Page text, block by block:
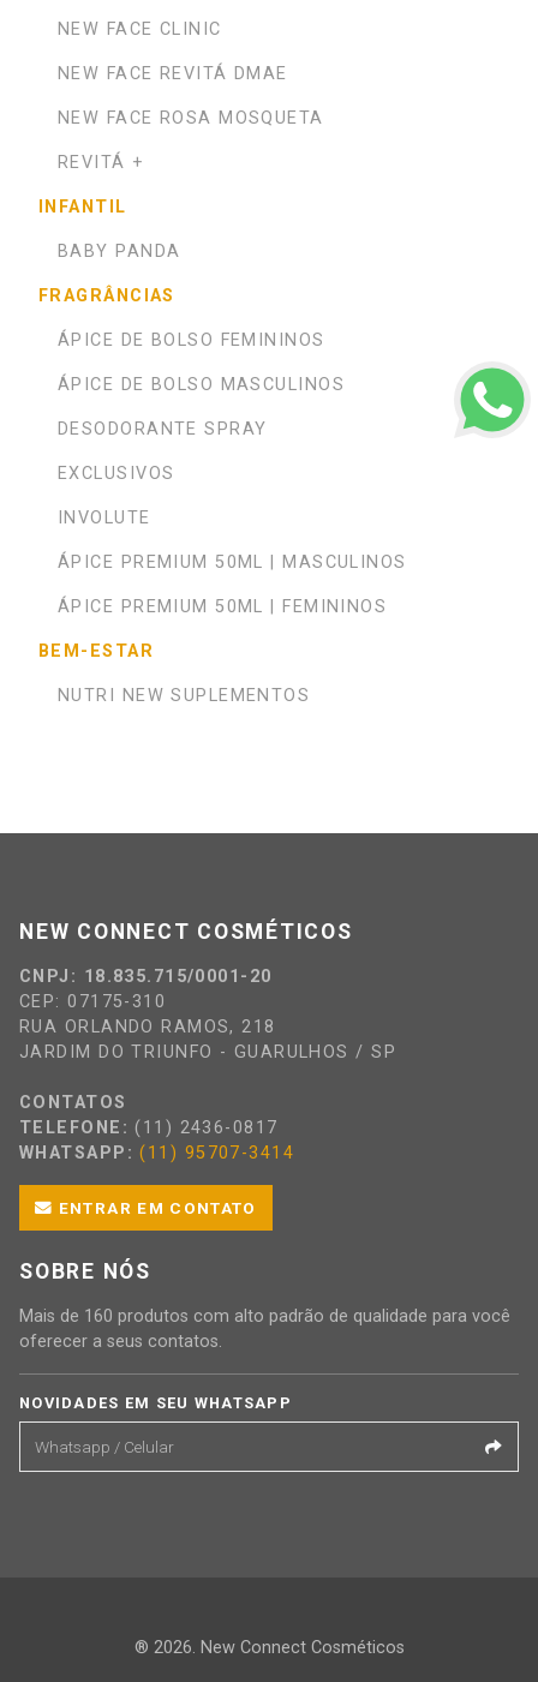
NEW FACE CLINIC
NEW FACE REVITÁ DMAE
NEW FACE ROSA MOSQUETA
REVITÁ +
INFANTIL
BABY PANDA
FRAGRÂNCIAS
ÁPICE DE BOLSO FEMININOS
ÁPICE DE BOLSO MASCULINOS
DESODORANTE SPRAY
EXCLUSIVOS
INVOLUTE
ÁPICE PREMIUM 50ML | MASCULINOS
ÁPICE PREMIUM 50ML | FEMININOS
BEM-ESTAR
NUTRI NEW SUPLEMENTOS
NEW CONNECT COSMÉTICOS
CNPJ: 18.835.715/0001-20
CEP: 07175-310
RUA ORLANDO RAMOS, 218
JARDIM DO TRIUNFO - GUARULHOS / SP
CONTATOS
TELEFONE: (11) 2436-0817
WHATSAPP: (11) 95707-3414
ENTRAR EM CONTATO
SOBRE NÓS
Mais de 160 produtos com alto padrão de qualidade para você
oferecer a seus contatos.
NOVIDADES EM SEU WHATSAPP
® 2026. New Connect Cosméticos